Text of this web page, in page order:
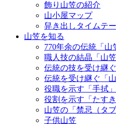
飾り山笠の紹介
山小屋マップ
舁き出しタイムテ
山笠を知る
770年余の伝統「山
職人技の結晶「山笠
伝統の技を受け継ぐ
伝統を受け継ぐ「山
役職を示す「手拭」
役割を示す「たすき
山笠の「禁忌（タブ
子供山笠